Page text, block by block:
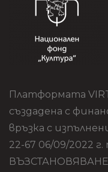
Платформата
създадена с
връзка с
22-67 06/09/2022